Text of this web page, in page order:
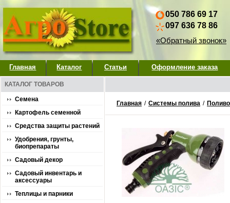
050 786 69 17
097 636 78 86
«Обратный звонок»
Главная Каталог Статьи Оформление заказа
КАТАЛОГ ТОВАРОВ
Семена
Картофель семенной
Средства защиты растений
Удобрения, грунты,
биопрепараты
Садовый декор
Садовый инвентарь и
аксессуары
Теплицы и парники
Главная / Системы полива /